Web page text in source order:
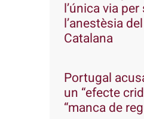
l’única via
l’anestèsia
Catalana
Portugal
un “efecte
“manca de